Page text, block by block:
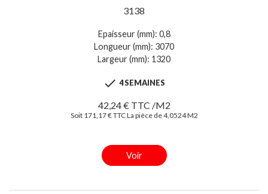
3138
Epaisseur (mm): 0,8
Longueur (mm): 3070
Largeur (mm): 1320
 4 SEMAINES
42,24 € TTC /M2
Soit 171,17 € TTC La pièce de 4,0524 M2
Voir